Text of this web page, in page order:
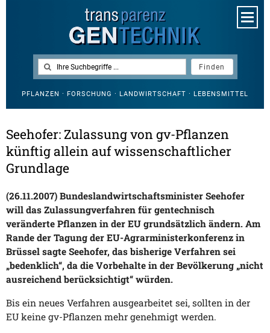
PFLANZEN · FORSCHUNG · LANDWIRTSCHAFT · LEBENSMITTEL
Seehofer: Zulassung von gv-Pflanzen
künftig allein auf wissenschaftlicher
Grundlage
(26.11.2007) Bundeslandwirtschaftsminister Seehofer
will das Zulassungverfahren für gentechnisch
veränderte Pflanzen in der EU grundsätzlich ändern. Am
Rande der Tagung der EU-Agrarministerkonferenz in
Brüssel sagte Seehofer, das bisherige Verfahren sei
„bedenklich“, da die Vorbehalte in der Bevölkerung „nicht
ausreichend berücksichtigt“ würden.
Bis ein neues Verfahren ausgearbeitet sei, sollten in der
EU keine gv-Pflanzen mehr genehmigt werden.